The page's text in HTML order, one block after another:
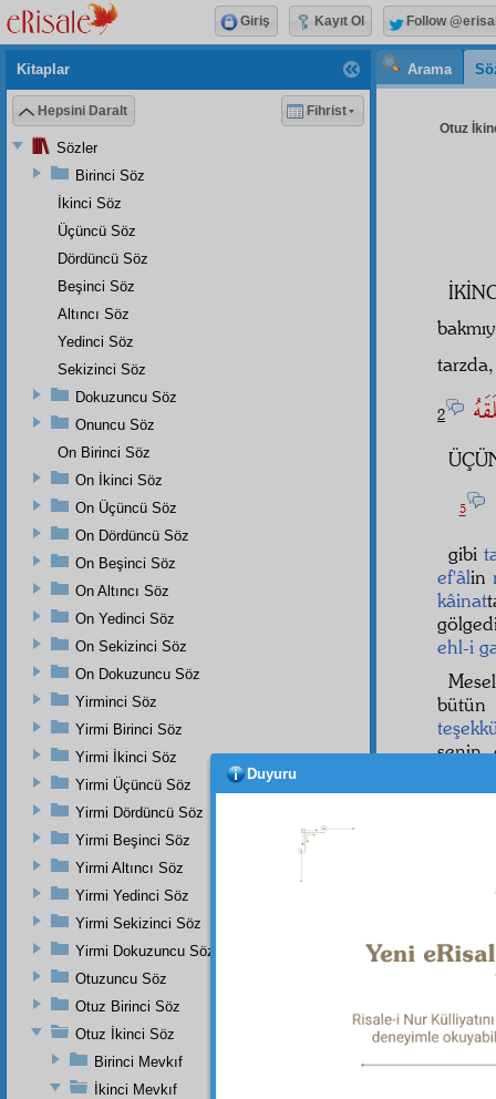
Arama
Otuz
2
5
gibi
ef'âlin
kâinat
ehl-i
bütün
senin
37:125.
Kitaplar
Hepsini Daralt Fihrist
Sözler
Birinci Söz
İkinci Söz
Üçüncü Söz
Dördüncü Söz
Beşinci Söz
Altıncı Söz
Yedinci Söz
Sekizinci Söz
Dokuzuncu Söz
Onuncu Söz
On Birinci Söz
On İkinci Söz
On Üçüncü Söz
On Dördüncü Söz
On Beşinci Söz
On Altıncı Söz
On Yedinci Söz
On Sekizinci Söz
On Dokuzuncu Söz
Yirminci Söz
Yirmi Birinci Söz
Yirmi İkinci Söz
Yirmi Üçüncü Söz
Yirmi Dördüncü Söz
Yirmi Beşinci Söz
Yirmi Altıncı Söz
Yirmi Yedinci Söz
Yirmi Sekizinci Söz
Yirmi Dokuzuncu Söz
Otuzuncu Söz
Otuz Birinci Söz
Otuz İkinci Söz
Birinci Mevkıf
İkinci Mevkıf
Giriş Kayıt Ol Follow
Duyuru